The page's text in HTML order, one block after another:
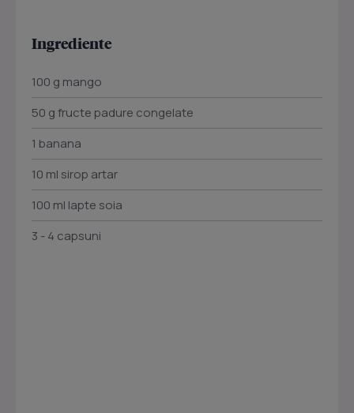
Ingrediente
100 g mango
50 g fructe padure congelate
1 banana
10 ml sirop artar
100 ml lapte soia
3 - 4 capsuni